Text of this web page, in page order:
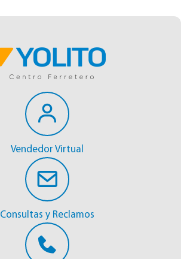
Vendedor Virtual
Consultas y Reclamos